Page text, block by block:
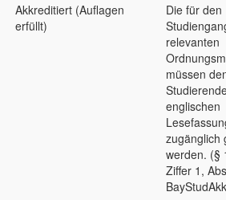
Akkreditiert (Auflagen
erfüllt)
Die für den
relevanten
müssen
englischen
zugänglich
werden. (§
Ziffer 1,